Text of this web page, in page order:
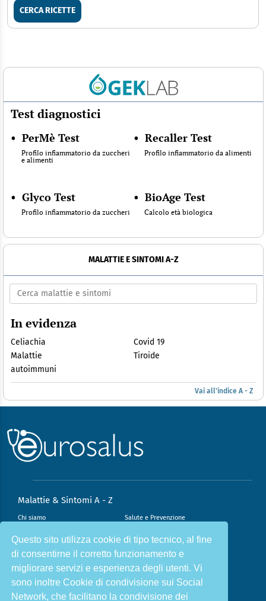
Questo sito utilizza cookie di tipo tecnico, al fine
di consentirne il corretto funzionamento e
migliorare servizi e esperienza degli utenti. Vi
sono inoltre Cookie di condivisione sui Social
Network, che facilitano la condivisione dei
CERCA RICETTE
Test diagnostici
• PerMè Test
Profilo infiammatorio da zuccheri
e alimenti
• Recaller Test
Profilo infiammatorio da alimenti
• Glyco Test
Profilo infiammatorio da zuccheri
• BioAge Test
Calcolo età biologica
MALATTIE E SINTOMI A-Z
In evidenza
Celiachia
Covid 19
Malattie
autoimmuni
Tiroide
Vai all'indice A - Z
Malattie & Sintomi A - Z
Chi siamo Salute e Prevenzione
Infiammazione e Allergia Direzione scientifica
Nutrizione e Stili di vita Sport e Benessere
Cookie Policy L’angolo del dottore